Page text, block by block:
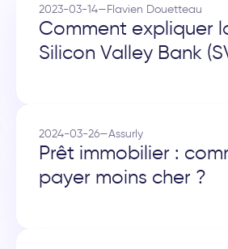
2023-03-14—Flavien Douetteau
Comment expliquer
Silicon Valley Bank
2024-03-26—Assurly
Prêt immobilier :
payer moins cher ?